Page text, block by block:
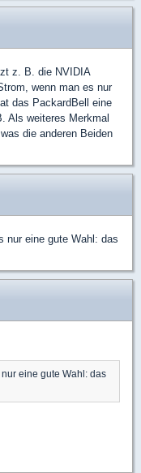
z. B. die NVIDIA
wenn man es nur
das PackardBell eine
Als weiteres Merkmal
die anderen Beiden
nur eine gute Wahl: das
eine gute Wahl: das